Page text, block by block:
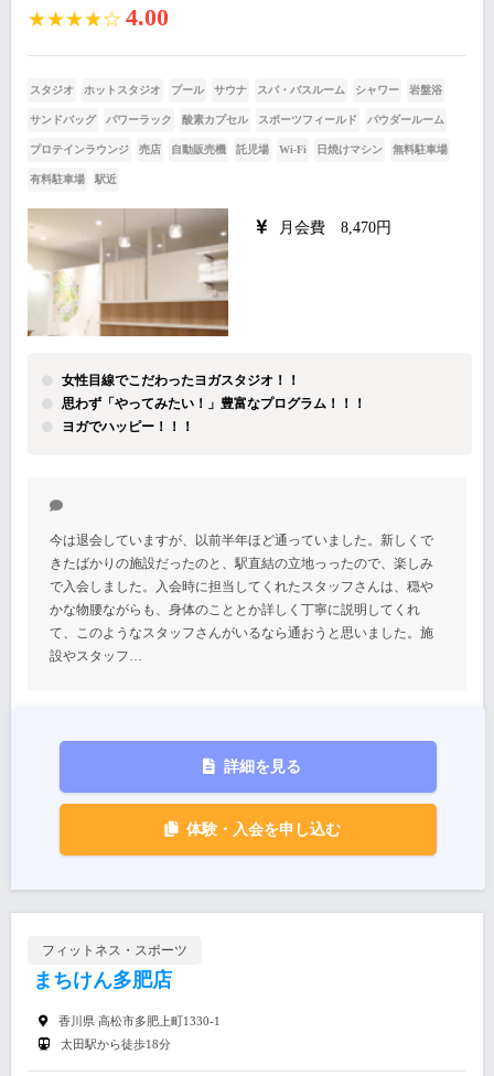
★★★★☆ 4.00
スタジオ ホットスタジオ プール サウナ スパ・バスルーム シャワー 岩盤浴
サンドバッグ パワーラック 酸素カプセル スポーツフィールド パウダールーム
プロテインラウンジ 売店 自動販売機 託児場 Wi-Fi 日焼けマシン 無料駐車場
有料駐車場 駅近
月会費 8,470円
女性目線でこだわったヨガスタジオ！！
思わず「やってみたい！」豊富なプログラム！！！
ヨガでハッピー！！！
今は退会していますが、以前半年ほど通っていました。新しくで
きたばかりの施設だったのと、駅直結の立地っったので、楽しみ
で入会しました。入会時に担当してくれたスタッフさんは、穏や
かな物腰ながらも、身体のこととか詳しく丁寧に説明してくれ
て、このようなスタッフさんがいるなら通おうと思いました。施
設やスタッフ…
詳細を見る
体験・入会を申し込む
フィットネス・スポーツ
まちけん多肥店
香川県 高松市多肥上町1330-1
太田駅から徒歩18分